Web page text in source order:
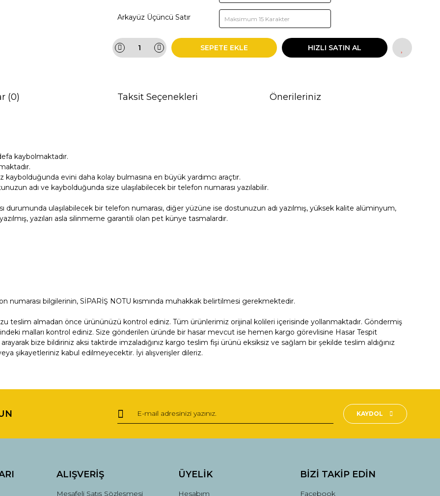
Arkayüz Üçüncü Satır
SEPETE EKLE HIZLI SATIN AL
(0) Taksit Seçenekleri Önerileriniz
kaybolmaktadır.
evini daha kolay bulmasına en büyük yardımcı araçtır.
adı ve kaybolduğunda size ulaşılabilecek bir telefon numarası yazılabilir.
durumunda ulaşılabilecek bir telefon numarası, diğer yüzüne ise dostunuzun adı yazılmış, yüksek kalite alüminyum,
yazıları asla silinmeme garantili olan pet künye tasmalardır.
numarası bilgilerinin, SİPARİŞ NOTU kısmında muhakkak belirtilmesi gerekmektedir.
teslim almadan önce ürününüzü kontrol ediniz. Tüm ürünlerimiz orijinal kolileri içerisinde yollanmaktadır. Göndermiş
malları kontrol ediniz. Size gönderilen üründe bir hasar mevcut ise hemen kargo görevlisine Hasar Tespit
bize bildiriniz aksi taktirde imzaladığınız kargo teslim fişi ürünü eksiksiz ve sağlam bir şekilde teslim aldığınız
şikayetleriniz kabul edilmeyecektir. İyi alışverişler dileriz.
Yorum Yaz
KAYDOL
ALIŞVERİŞ
Mesafeli Satış Sözleşmesi
ÜYELİK
Hesabım
BİZİ TAKİP EDİN
Facebook